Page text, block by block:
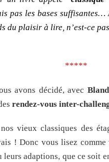
pas les bases
du plaisir à lire, n’est-ce
*****
avons décidé, avec
rendez-vous inter-
vieux classiques des
! Donc vous lisez
adaptions, que ce soit